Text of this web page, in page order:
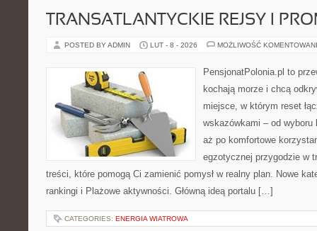
TRANSATLANTYCKIE REJSY I
POSTED BY ADMIN LUT - 8 - 2026 MOŻLIWOŚĆ
PensjonatPolonia.pl to
kochają morze i chcą
miejsce, w którym reset
wskazówkami – od wyboru
aż po komfortowe
egzotycznej przygodzie w
treści, które pomogą Ci zamienić pomysł w realny plan. Nowe
rankingi i Plażowe aktywności. Główną ideą portalu […]
CATEGORIES: ENERGIA WIATROWA